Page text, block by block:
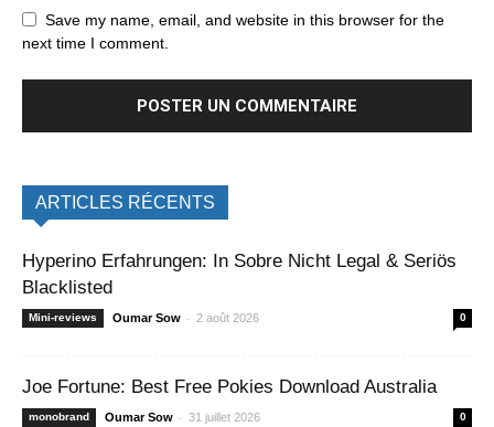
Save my name, email, and website in this browser for the
next time I comment.
ARTICLES RÉCENTS
Hyperino Erfahrungen: In Sobre Nicht Legal & Seriös
Blacklisted
Mini-reviews Oumar Sow - 2 août 2026 0
Joe Fortune: Best Free Pokies Download Australia
monobrand Oumar Sow - 31 juillet 2026 0